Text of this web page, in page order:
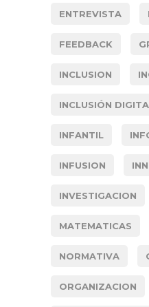
ENTREVISTA
FEEDBACK
INCLUSION
INCLUSIÓN
INFANTIL
INFUSION
INVESTIGACION
MATEMATICAS
NORMATIVA
ORGANIZACION